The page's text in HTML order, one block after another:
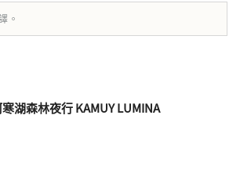
。
湖森林夜行 KAMUY LUMINA